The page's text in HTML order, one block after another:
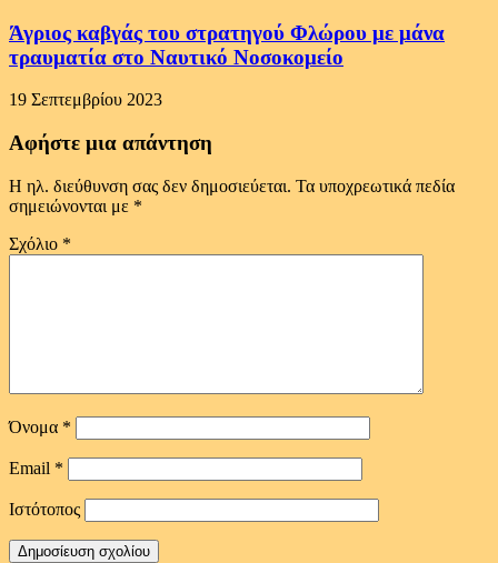
Άγριος καβγάς του στρατηγού Φλώρου με μάνα
τραυματία στο Ναυτικό Νοσοκομείο
19 Σεπτεμβρίου 2023
Αφήστε μια απάντηση
Η ηλ. διεύθυνση σας δεν δημοσιεύεται. Τα υποχρεωτικά πεδία
σημειώνονται με *
Σχόλιο *
Όνομα *
Email *
Ιστότοπος